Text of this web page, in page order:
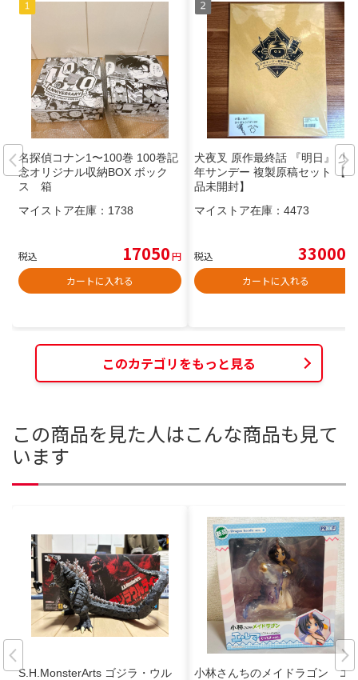
名探偵コナン1〜100巻 100巻記
念オリジナル収納BOX ボック
ス 箱
マイストア在庫： 1738
税込 17050円
カートに入れる
犬夜叉 原作最終話 『明日』 少
年サンデー 複製原稿セット 【新
品未開封】
マイストア在庫： 4473
税込 33000
カートに入れる
このカテゴリをもっと見る
この商品を見た人はこんな商品も見て
います
S.H.MonsterArts ゴジラ・ウル
小林さんちのメイドラゴン エ